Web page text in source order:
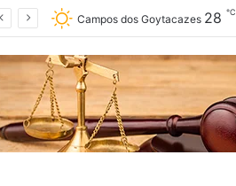
Campos dos Goytacazes 28 ℃